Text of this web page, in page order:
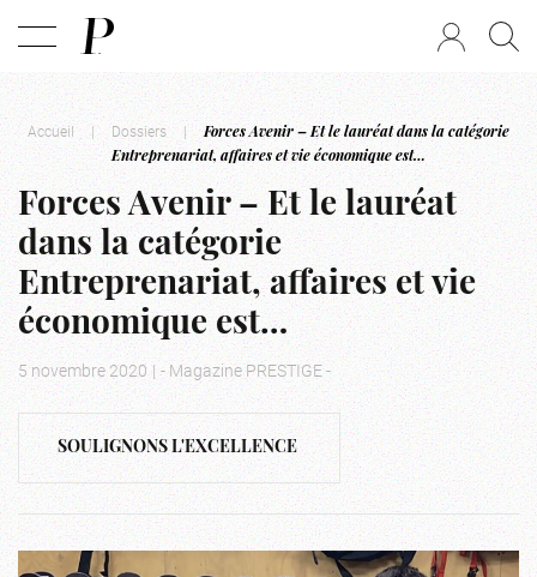
Accueil | Dossiers |
Forces Avenir – Et le lauréat dans la catégorie
Entreprenariat, affaires et vie économique est…
Forces Avenir – Et le lauréat
dans la catégorie
Entreprenariat, affaires et vie
économique est…
5 novembre 2020 | - Magazine PRESTIGE -
SOULIGNONS L'EXCELLENCE